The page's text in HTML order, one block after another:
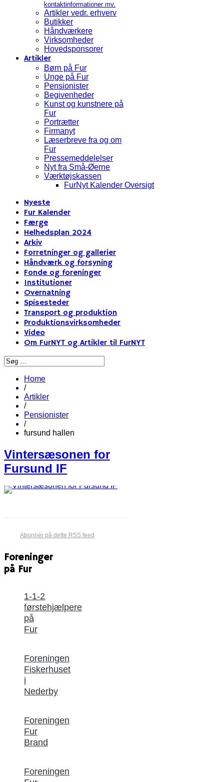
kontaktinformationer mv.
Artikler vedr. erhverv
Butikker
Håndværkere
Virksomheder
Hovedsponsorer
Artikler
Børn på Fur
Unge på Fur
Pensionister
Begivenheder
Kunst og kunstnere på
Fur
Portrætter
Firmanyt
Læserbreve fra og om
Fur
Pressemeddelelser
Nyt fra Små-Øerne
Værktøjskassen
FurNyt Kalender Oversigt
Nyeste
Fur Kalender
Færge
Helhedsplan 2024
Arkiv
Forretninger og gallerier
Håndværk og forsyning
Fonde og foreninger
Institutioner
Overnatning
Spisesteder
Transport og produktion
Produktionsvirksomheder
Video
Om FurNYT og Artikler til FurNYT
Home
/
Artikler
/
Pensionister
/
fursund hallen
Vintersæsonen for
Fursund IF
Abonnér på dette RSS feed
Foreninger
på Fur
1-1-2
førstehjælpere
på
Fur
Foreningen
Fiskerhuset
i
Nederby
Foreningen
Fur
Brand
Foreningen